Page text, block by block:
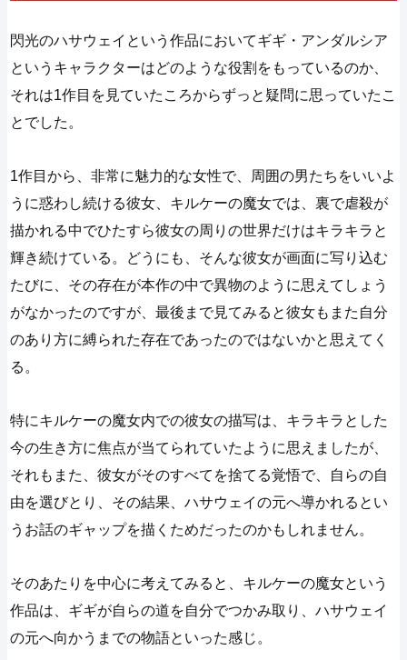
閃光のハサウェイという作品においてギギ・アンダルシア
というキャラクターはどのような役割をもっているのか、
それは1作目を見ていたころからずっと疑問に思っていたこ
とでした。
1作目から、非常に魅力的な女性で、周囲の男たちをいいよ
うに惑わし続ける彼女、キルケーの魔女では、裏で虐殺が
描かれる中でひたすら彼女の周りの世界だけはキラキラと
輝き続けている。どうにも、そんな彼女が画面に写り込む
たびに、その存在が本作の中で異物のように思えてしょう
がなかったのですが、最後まで見てみると彼女もまた自分
のあり方に縛られた存在であったのではないかと思えてく
る。
特にキルケーの魔女内での彼女の描写は、キラキラとした
今の生き方に焦点が当てられていたように思えましたが、
それもまた、彼女がそのすべてを捨てる覚悟で、自らの自
由を選びとり、その結果、ハサウェイの元へ導かれるとい
うお話のギャップを描くためだったのかもしれません。
そのあたりを中心に考えてみると、キルケーの魔女という
作品は、ギギが自らの道を自分でつかみ取り、ハサウェイ
の元へ向かうまでの物語といった感じ。